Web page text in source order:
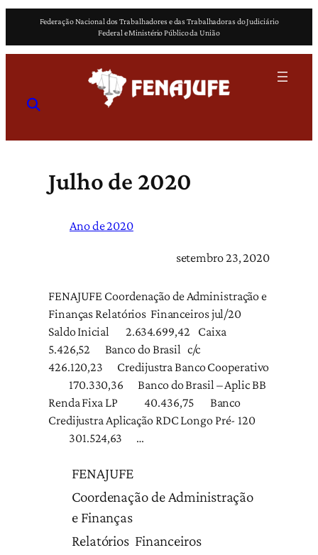
o
Federação Nacional dos Trabalhadores e das Trabalhadoras do Judiciário
Federal e Ministério Público da União
Julho de 2020
Ano de 2020
setembro 23, 2020
FENAJUFE Coordenação de Administração e
Finanças Relatórios Financeiros jul/20
Saldo Inicial 2.634.699,42 Caixa
5.426,52 Banco do Brasil c/c
426.120,23 Credijustra Banco Cooperativo
170.330,36 Banco do Brasil – Aplic BB
Renda Fixa LP 40.436,75 Banco
Credijustra Aplicação RDC Longo Pré- 120
301.524,63 …
FENAJUFE
Coordenação de Administração
e Finanças
Relatórios Financeiros